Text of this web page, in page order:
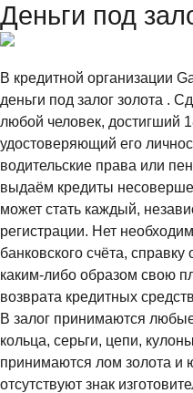
Деньги под
В кредитной организации
деньги под залог золота .
любой человек, достигший
удостоверяющий его
водительские права или
выдаём кредиты
может стать каждый,
регистрации. Нет
банковского счёта,
каким-либо образом свою
возврата кредитных
В залог принимаются
кольца, серьги, цепи,
принимаются лом золота и
отсутствуют знак